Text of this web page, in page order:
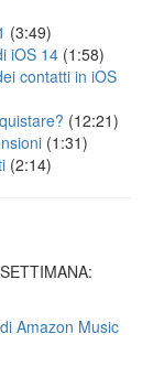
(3:49)
iOS 14 (1:58)
contatti in iOS
(12:21)
(1:31)
(2:14)
Amazon Music